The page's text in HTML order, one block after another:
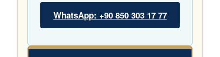
WhatsApp: +90 850 303 17 77